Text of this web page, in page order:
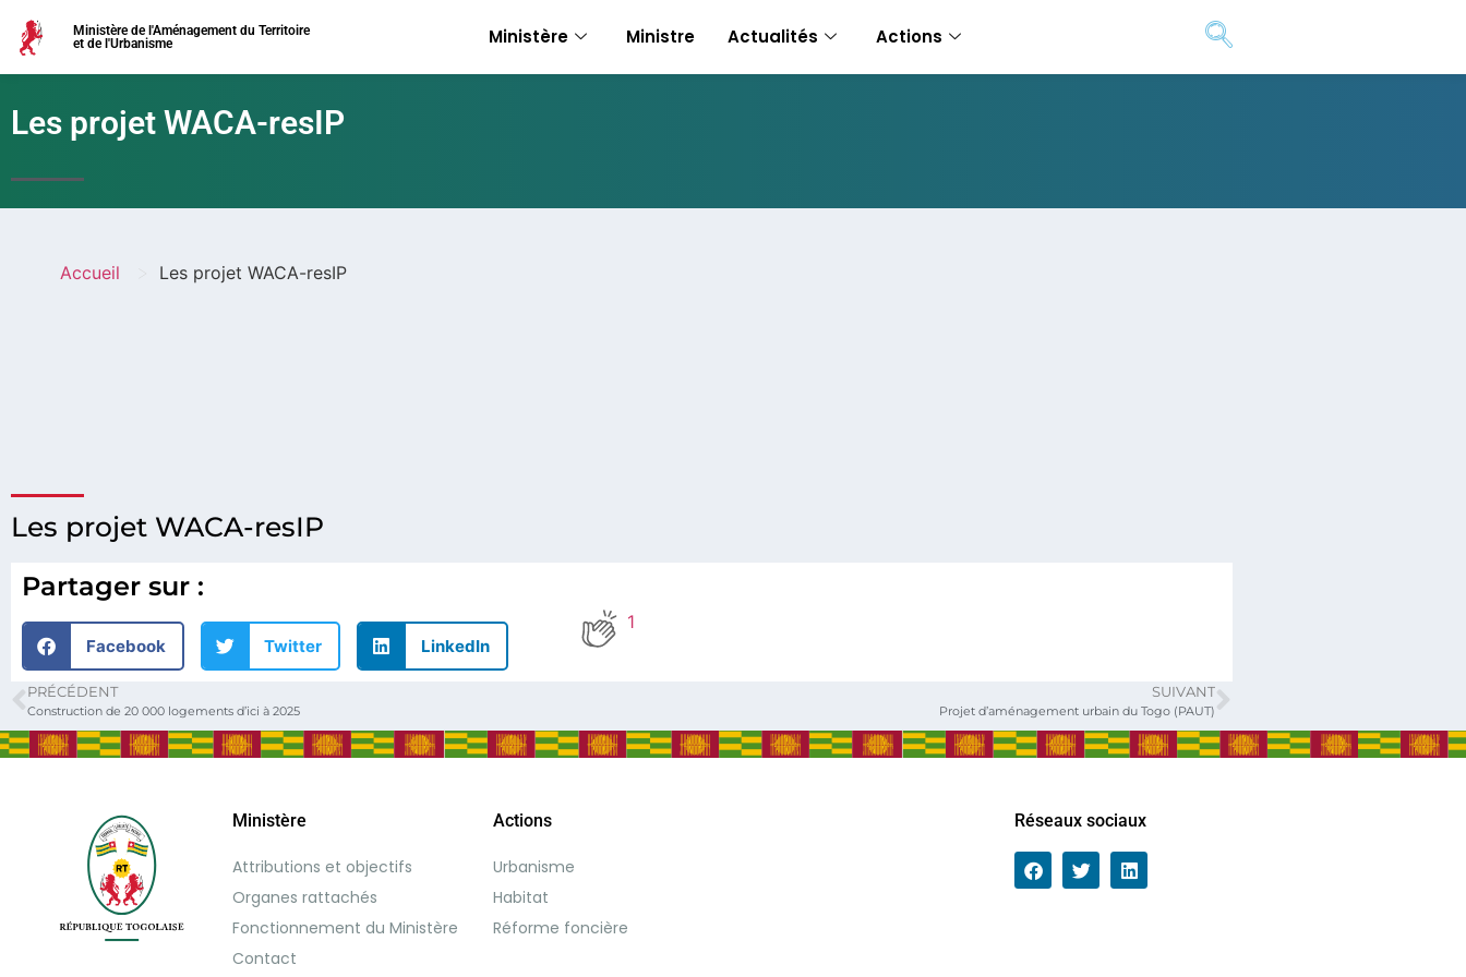
Ministère de l'Aménagement du Territoire
et de l'Urbanisme
Ministère Ministre Actualités Actions
Les projet WACA-resIP
Accueil Les projet WACA-resIP
Les projet WACA-resIP
Partager sur :
Facebook Twitter LinkedIn
1
PRÉCÉDENT
Construction de 20 000 logements d’ici à 2025
SUIVANT
Projet d’aménagement urbain du Togo (PAUT)
Ministère
Attributions et objectifs
Organes rattachés
Fonctionnement du Ministère
Contact
Actions
Urbanisme
Habitat
Réforme foncière
Réseaux sociaux